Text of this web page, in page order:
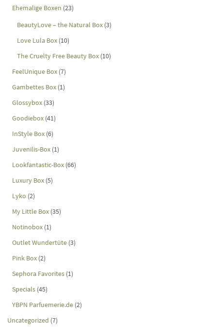
Ehemalige Boxen (23)
BeautyLove – the Natural Box (3)
Love Lula Box (10)
The Cruelty Free Beauty Box (10)
FeelUnique Box (7)
Gambettes Box (1)
Glossybox (33)
Goodiebox (41)
InStyle Box (6)
Juvenilis-Box (1)
Lookfantastic-Box (66)
Luxury Box (5)
Lyko (2)
My Little Box (35)
Notinobox (1)
Outlet Wundertüte (3)
Pink Box (2)
Sephora Favorites (1)
Specials (45)
YBPN Parfuemerie.de (2)
Uncategorized (7)